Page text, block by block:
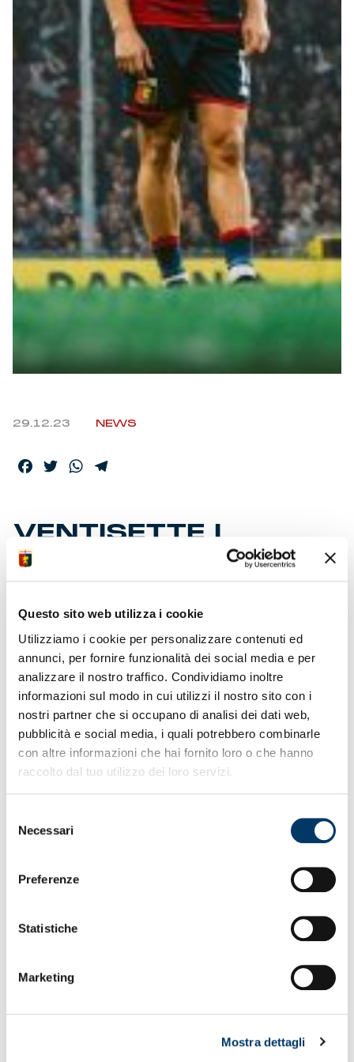
Questo sito web utilizza i cookie
Utilizziamo i cookie per personalizzare contenuti ed
annunci, per fornire funzionalità dei social media e per
analizzare il nostro traffico. Condividiamo inoltre
informazioni sul modo in cui utilizzi il nostro sito con i
nostri partner che si occupano di analisi dei dati web,
pubblicità e social media, i quali potrebbero combinarle
con altre informazioni che hai fornito loro o che hanno
raccolto dal tuo utilizzo dei loro servizi.
delNecessari
Preferenze
Statistiche
Marketing
Mostra dettagli
Summer Sale
Mare
Accessori
Party
Outlet
Helan x Genoa
Isolani x Genoa
29.12.23 NEWS
Facebook
TwitterWhatsApp
VENTISETTE I
GRIFONI, ROSA AL
COMPLETO
Tutti convocati da ‘Gila’ e lo staff per la partita con
l’Inter in programma al “Luigi Ferraris” con inizio alle
ore 20:45. E’ indicato recarsi con congruo anticipo allo
accedere tempestivamente all’interno dell’impianto. Un
pre-partita suggestivo con l’intrattenimento di Radio
105.